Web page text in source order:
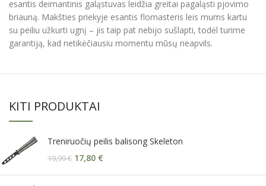
esantis deimantinis galąstuvas leidžia greitai pagaląsti pjovimo
briauną. Makšties priekyje esantis flomasteris leis mums kartu
su peiliu užkurti ugnį – jis taip pat nebijo sušlapti, todėl turime
garantiją, kad netikėčiausiu momentu mūsų neapvils.
KITI PRODUKTAI
Treniruočių peilis balisong Skeleton
19,99€ 17,80 €